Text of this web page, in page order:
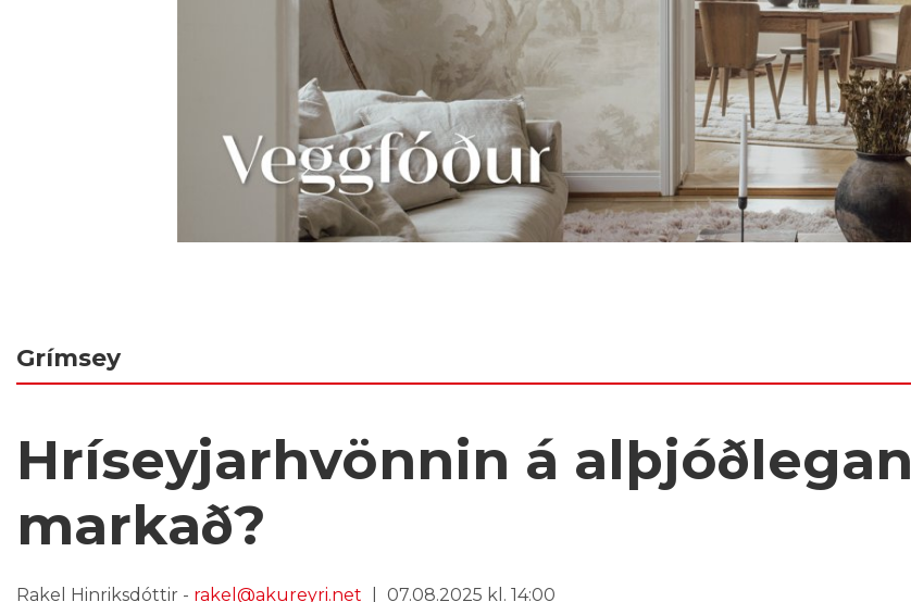
Grímsey
Hríseyjarhvönnin á alþjóðlegan
markað?
Rakel Hinriksdóttir - rakel@akureyri.net 07.08.2025 kl. 14:00